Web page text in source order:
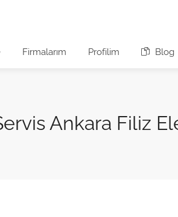
Firmalarım Profilim Blog
Ankara Filiz